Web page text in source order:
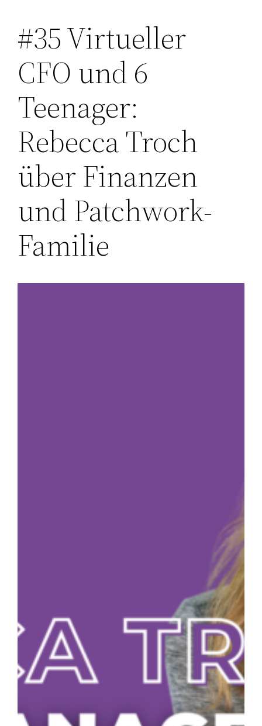
Zum
Inhalt
springen
#35 Virtueller
CFO und 6
Teenager:
Rebecca Troch
über Finanzen
und Patchwork-
Familie